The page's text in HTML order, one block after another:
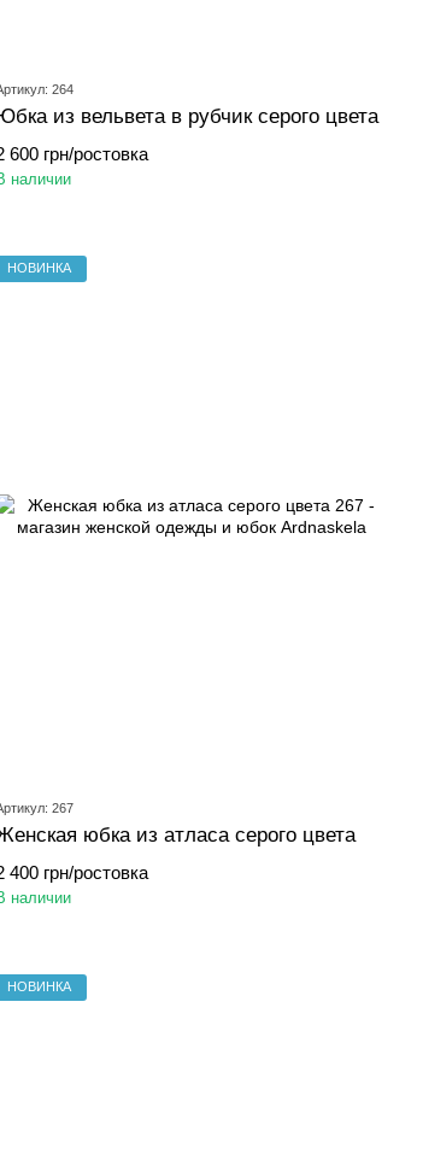
264
из вельвета в рубчик серого цвета
600 грн/ростовка
наличии
НОВИНКА
267
юбка из атласа серого цвета
400 грн/ростовка
наличии
НОВИНКА